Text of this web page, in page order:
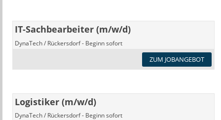
IT-Sachbearbeiter (m/w/d)
DynaTech / Rückersdorf - Beginn sofort
ZUM JOBANGEBOT
Logistiker (m/w/d)
DynaTech / Rückersdorf - Beginn sofort